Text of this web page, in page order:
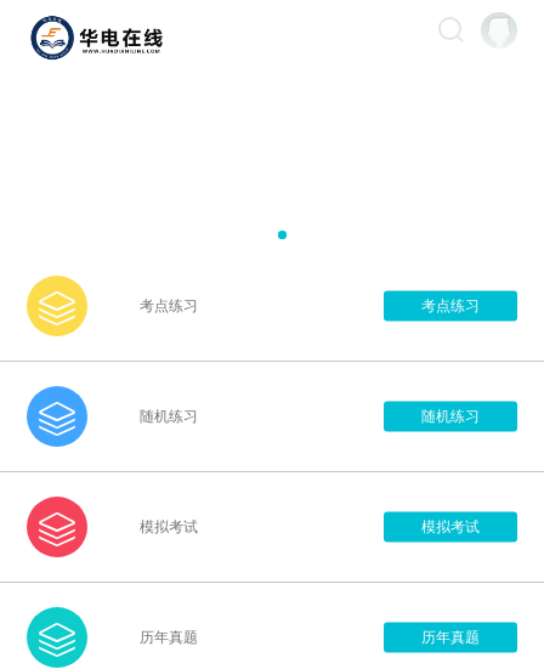
 考点练习 考点练习
 随机练习 随机练习
 模拟考试 模拟考试
 历年真题 历年真题